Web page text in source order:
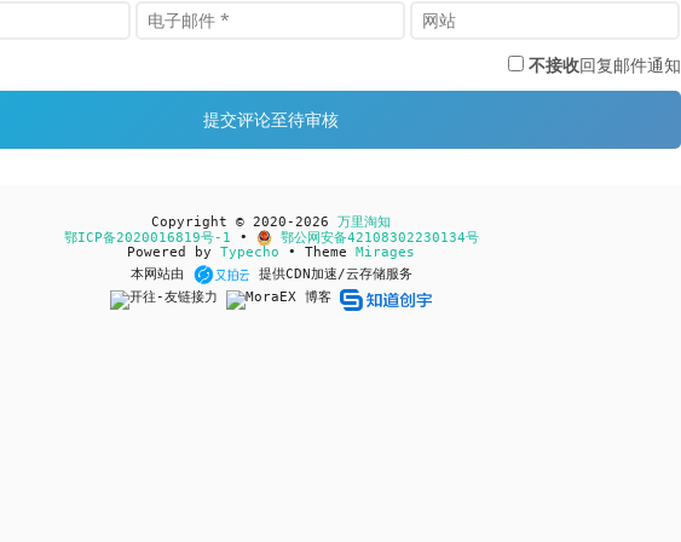
不接收回复邮件通知
Copyright © 2020-2026 万里淘知
鄂ICP备2020016819号-1 •
鄂公网安备42108302230134号
Powered by Typecho • Theme Mirages
本网站由
提供CDN加速/云存储服务